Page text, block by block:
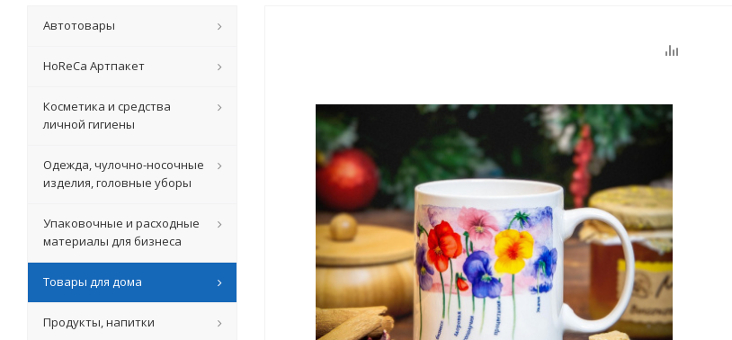
Автотовары
HoReCa Артпакет
Косметика и средства
личной гигиены
Одежда, чулочно-носочные
изделия, головные уборы
Упаковочные и расходные
материалы для бизнеса
Товары для дома
Продукты, напитки